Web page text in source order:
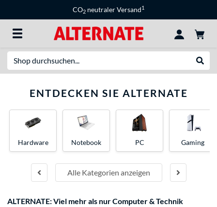
CO2 neutraler Versand1
ENTDECKEN SIE ALTERNATE
Alle Kategorien anzeigen
Hardware Notebook PC Gaming
ALTERNATE: Viel mehr als nur Computer & Technik